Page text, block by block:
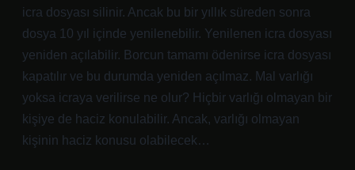
icra dosyası silinir. Ancak bu bir yıllık süreden sonra
dosya 10 yıl içinde yenilenebilir. Yenilenen icra dosyası
yeniden açılabilir. Borcun tamamı ödenirse icra dosyası
kapatılır ve bu durumda yeniden açılmaz. Mal varlığı
yoksa icraya verilirse ne olur? Hiçbir varlığı olmayan bir
kişiye de haciz konulabilir. Ancak, varlığı olmayan
kişinin haciz konusu olabilecek…